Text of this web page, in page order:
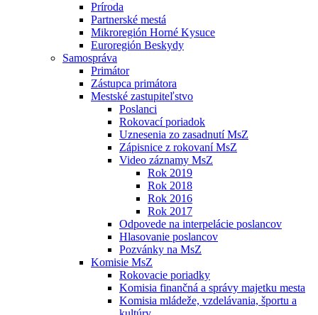
Príroda
Partnerské mestá
Mikroregión Horné Kysuce
Euroregión Beskydy
Samospráva
Primátor
Zástupca primátora
Mestské zastupiteľstvo
Poslanci
Rokovací poriadok
Uznesenia zo zasadnutí MsZ
Zápisnice z rokovaní MsZ
Video záznamy MsZ
Rok 2019
Rok 2018
Rok 2016
Rok 2017
Odpovede na interpelácie poslancov
Hlasovanie poslancov
Pozvánky na MsZ
Komisie MsZ
Rokovacie poriadky
Komisia finančná a správy majetku mesta
Komisia mládeže, vzdelávania, športu a